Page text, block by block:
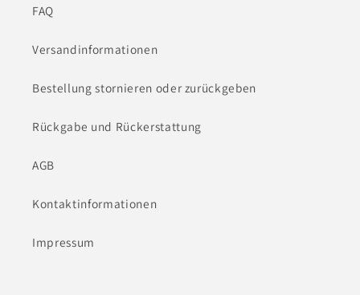
FAQ
Versandinformationen
Bestellung stornieren oder zurückgeben
Rückgabe und Rückerstattung
AGB
Kontaktinformationen
Impressum